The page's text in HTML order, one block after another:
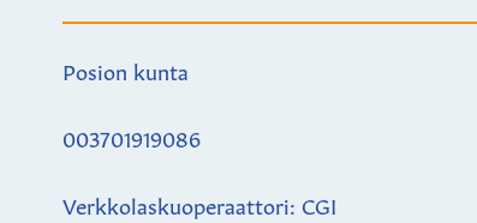
Posion kunta
003701919086
Verkkolaskuoperaattori: CGI